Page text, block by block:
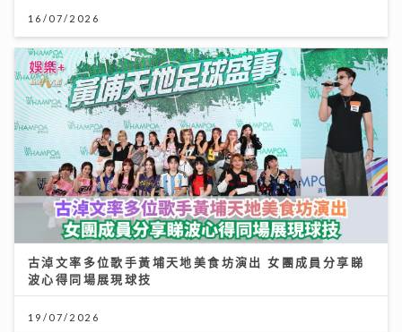
16/07/2026
古淖文率多位歌手黃埔天地美食坊演出 女團成員分享睇
波心得同場展現球技
19/07/2026